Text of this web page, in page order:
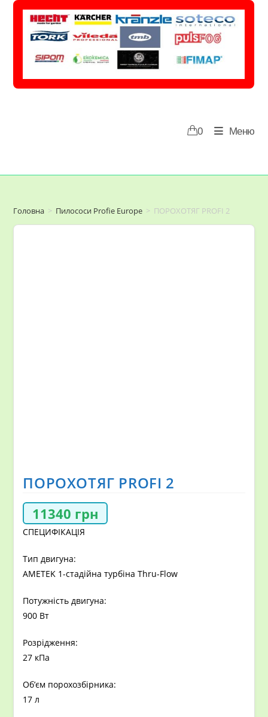
Перейти
0 Меню
Головна > Пилососи Profie Europe > ПОРОХОТЯГ PROFI 2
ПОРОХОТЯГ PROFI 2
11340 грн
СПЕЦИФІКАЦІЯ
Тип двигуна:
AMETEK 1-стадійна турбіна Thru-Flow
Потужність двигуна:
900 Вт
Розрідження:
27 кПа
Об’єм порохозбірника:
17 л